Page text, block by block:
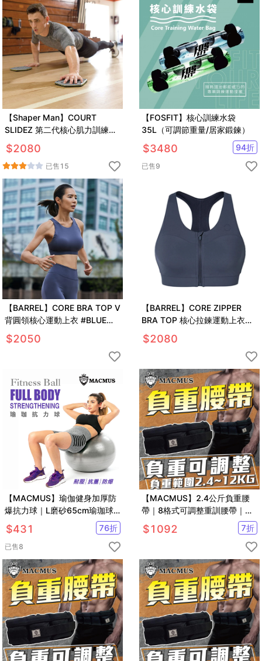
【Shaper Man】COURT
SLIDEZ 第二代核心肌力訓練滑
盤
$2080
已售 15
【FOSFIT】核心訓練水袋
35L（可調節重量/居家鍛鍊）
$3480 94折
已售9
【BARREL】CORE BRA TOP V
背圓領核心運動上衣 #BLUE
GRAY
$2050
【BARREL】CORE ZIPPER
BRA TOP 核心拉鍊運動上衣
#BLUE GREY
$2080
【MACMUS】瑜伽健身加厚防
爆抗力球｜L磨砂65cm瑜珈球
｜核心肌群鍛鍊抗力球
$431 76折
已售8
【MACMUS】2.4公斤負重腰
帶｜8格式可調整重訓腰帶｜強
化核心肌群鍛鍊腰部肌肉
$1092 7折